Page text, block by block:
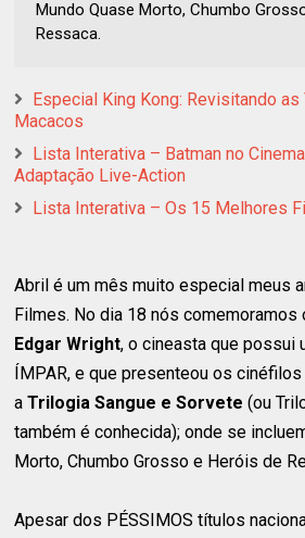
Mundo Quase Morto, Chumbo
Ressaca.
Especial King Kong: Revisitando
Macacos
Lista Interativa – Batman no
Adaptação Live-Action
Lista Interativa – Os 15 Melhores
Abril é um mês muito especial meus
Filmes. No dia 18 nós comemoramos
Edgar Wright, o cineasta que possui
ÍMPAR, e que presenteou os
aTrilogia Sangue e Sorvete (ou
também é conhecida); onde se
Morto, Chumbo Grosso e Heróis de
Apesar dos PÉSSIMOS títulos